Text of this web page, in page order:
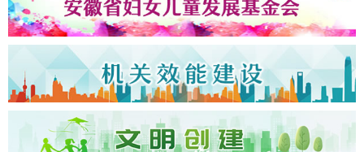
全国三八红旗手李丹…